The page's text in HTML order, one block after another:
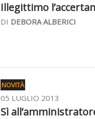
Illegittimo
DI DEBORA ALBERICI
NOVITÀ
05 LUGLIO 2013
Sì